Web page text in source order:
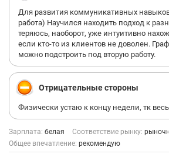
Для развития коммуникативных
работа) Научился находить подход к
теряюсь, наоборот, уже интуитивно
если кто-то из клиентов не доволен.
можно подстроить под вторую работу.
Отрицательные стороны
Физически устаю к концу недели, тк
Зарплата: белая Соответствие рынку:
Общее впечатление: рекомендую